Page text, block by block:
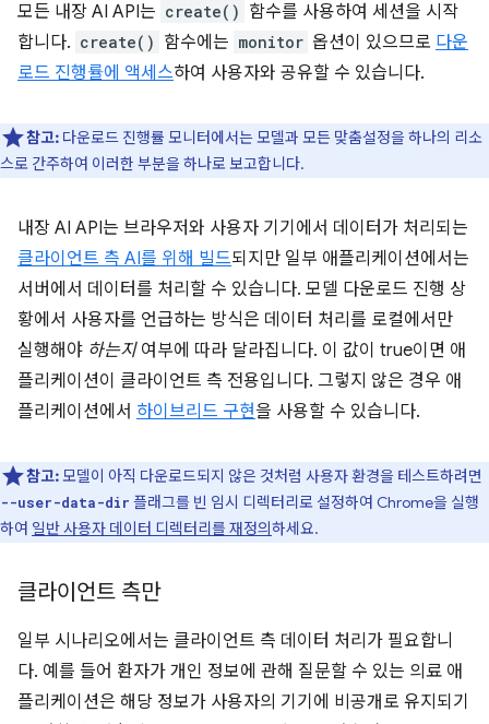
모든 내장 AI API는 create() 함수를 사용하여 세션을 시작
합니다. create() 함수에는 monitor 옵션이 있으므로 다운
로드 진행률에 액세스하여 사용자와 공유할 수 있습니다.
참고: 다운로드 진행률 모니터에서는 모델과 모든 맞춤설정을 하나의 리소
스로 간주하여 이러한 부분을 하나로 보고합니다.
내장 AI API는 브라우저와 사용자 기기에서 데이터가 처리되는
클라이언트 측 AI를 위해 빌드되지만 일부 애플리케이션에서는
서버에서 데이터를 처리할 수 있습니다. 모델 다운로드 진행 상
황에서 사용자를 언급하는 방식은 데이터 처리를 로컬에서만
실행해야 하는지여부에 따라 달라집니다. 이 값이 true이면 애
플리케이션이 클라이언트 측 전용입니다. 그렇지 않은 경우 애
플리케이션에서 하이브리드 구현을 사용할 수 있습니다.
참고:모델이 아직 다운로드되지 않은 것처럼 사용자 환경을 테스트하려면
--user-data-dir 플래그를 빈 임시 디렉터리로 설정하여 Chrome을 실행
하여 일반 사용자 데이터 디렉터리를 재정의하세요.
클라이언트 측만
일부 시나리오에서는 클라이언트 측 데이터 처리가 필요합니
다. 예를 들어 환자가 개인 정보에 관해 질문할 수 있는 의료 애
플리케이션은 해당 정보가 사용자의 기기에 비공개로 유지되기